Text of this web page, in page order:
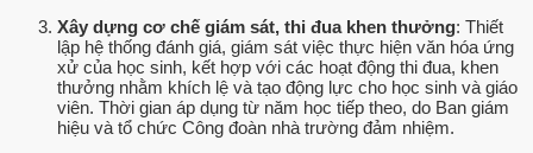
Xây dựng cơ chế giám sát, thi đua khen thưởng: Thiết
lập hệ thống đánh giá, giám sát việc thực hiện văn hóa ứng
xử của học sinh, kết hợp với các hoạt động thi đua, khen
thưởng nhằm khích lệ và tạo động lực cho học sinh và giáo
viên. Thời gian áp dụng từ năm học tiếp theo, do Ban giám
hiệu và tổ chức Công đoàn nhà trường đảm nhiệm.